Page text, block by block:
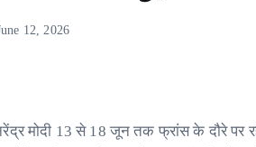
12, 2026
मोदी 13 से 18 जून तक फ्रांस के दौरे